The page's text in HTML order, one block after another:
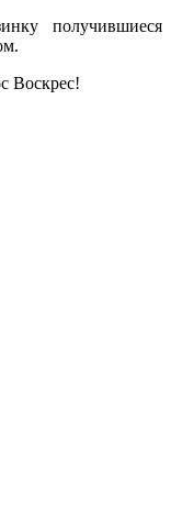
получившиеся
Воскрес!